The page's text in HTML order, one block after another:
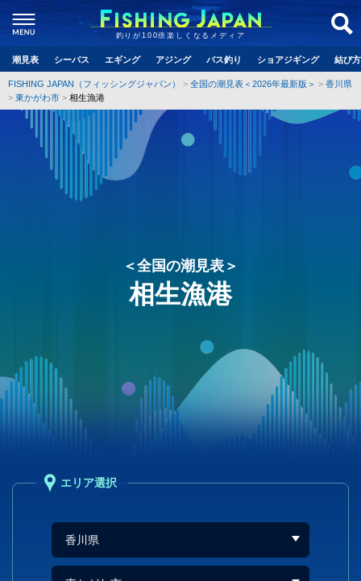
釣りが100倍楽しくなるメディア
潮見表 シーバス エギング アジング バス釣り ショアジギング 結び
FISHING JAPAN（フィッシングジャパン） 全国の潮見表＜2026年最新版＞
香川県
東かがわ市
相生漁港
＜全国の潮見表＞
相生漁港
エリア選択